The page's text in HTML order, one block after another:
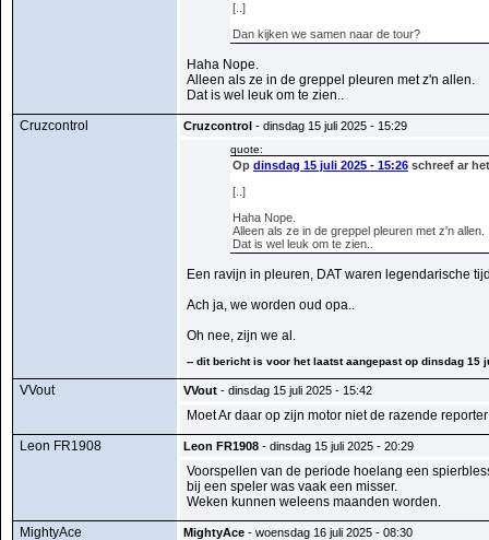
[..]
Dan kijken we samen naar de tour?
Haha Nope.
Alleen als ze in de greppel pleuren met z'n allen.
Dat is wel leuk om te zien..
Cruzcontrol
Cruzcontrol - dinsdag 15 juli 2025 - 15:29
quote:
Op dinsdag 15 juli 2025 - 15:26 schreef ar
[..]
Haha Nope.
Alleen als ze in de greppel pleuren met z'n allen.
Dat is wel leuk om te zien..
Een ravijn in pleuren, DAT waren legendarische
Ach ja, we worden oud opa..
Oh nee, zijn we al.
-- dit bericht is voor het laatst aangepast op dinsdag 15
VVout VVout - dinsdag 15 juli 2025 - 15:42
Moet Ar daar op zijn motor niet de razende
Leon FR1908
Leon FR1908 - dinsdag 15 juli 2025 - 20:29
Voorspellen van de periode hoelang een
bij een speler was vaak een misser.
Weken kunnen weleens maanden worden.
MightyAce
MightyAce - woensdag 16 juli 2025 - 08:30